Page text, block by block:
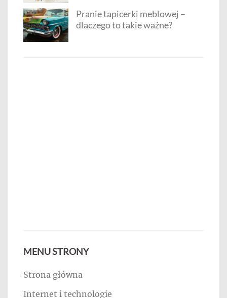
Pranie tapicerki meblowej –
dlaczego to takie ważne?
MENU STRONY
Strona główna
Internet i technologie